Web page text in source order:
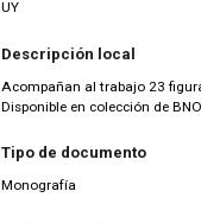
UY
Descripción local
Acompañan al trabajo 23
Disponible en colección de
Tipo de documento
Monografía